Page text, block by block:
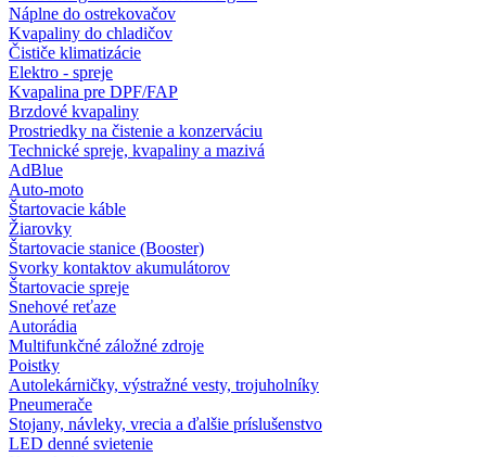
Náplne do ostrekovačov
Kvapaliny do chladičov
Čističe klimatizácie
Elektro - spreje
Kvapalina pre DPF/FAP
Brzdové kvapaliny
Prostriedky na čistenie a konzerváciu
Technické spreje, kvapaliny a mazivá
AdBlue
Auto-moto
Štartovacie káble
Žiarovky
Štartovacie stanice (Booster)
Svorky kontaktov akumulátorov
Štartovacie spreje
Snehové reťaze
Autorádia
Multifunkčné záložné zdroje
Poistky
Autolekárničky, výstražné vesty, trojuholníky
Pneumerače
Stojany, návleky, vrecia a ďalšie príslušenstvo
LED denné svietenie